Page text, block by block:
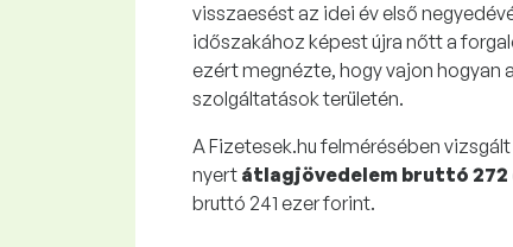
visszaesést az idei év első
időszakához képest újra nőtt a
ezért megnézte, hogy vajon hogyan
szolgáltatások területén.
A Fizetesek.hu felmérésében
nyert átlagjövedelem bruttó
bruttó 241 ezer forint.